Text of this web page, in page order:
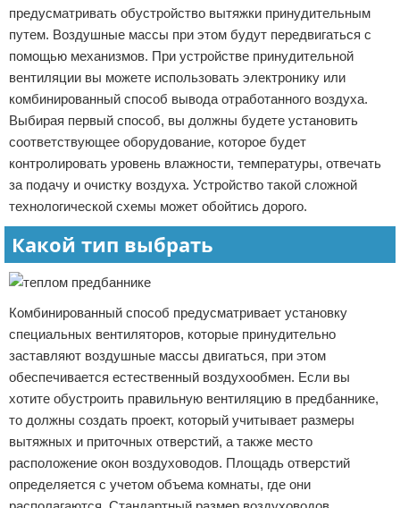
предусматривать обустройство вытяжки принудительным
путем. Воздушные массы при этом будут передвигаться с
помощью механизмов. При устройстве принудительной
вентиляции вы можете использовать электронику или
комбинированный способ вывода отработанного воздуха.
Выбирая первый способ, вы должны будете установить
соответствующее оборудование, которое будет
контролировать уровень влажности, температуры, отвечать
за подачу и очистку воздуха. Устройство такой сложной
технологической схемы может обойтись дорого.
Какой тип выбрать
Комбинированный способ предусматривает установку
специальных вентиляторов, которые принудительно
заставляют воздушные массы двигаться, при этом
обеспечивается естественный воздухообмен. Если вы
хотите обустроить правильную вентиляцию в предбаннике,
то должны создать проект, который учитывает размеры
вытяжных и приточных отверстий, а также место
расположение окон воздуховодов. Площадь отверстий
определяется с учетом объема комнаты, где они